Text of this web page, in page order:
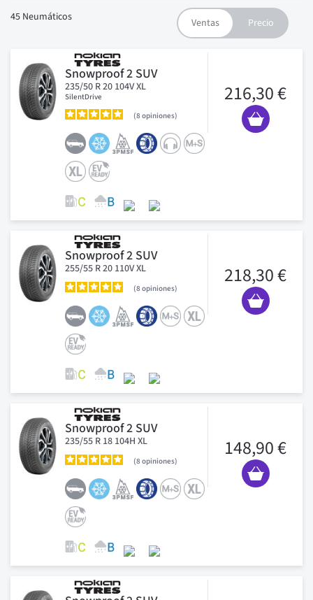
45 Neumáticos
Snowproof 2 SUV
235/50 R 20 104V XL
SilentDrive
8 opiniones
216,30 €
Snowproof 2 SUV
255/55 R 20 110V XL
8 opiniones
218,30 €
Snowproof 2 SUV
235/55 R 18 104H XL
8 opiniones
148,90 €